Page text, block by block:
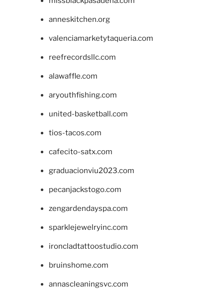
anneskitchen.org
valenciamarketytaqueria.com
reefrecordsllc.com
alawaffle.com
aryouthfishing.com
united-basketball.com
tios-tacos.com
cafecito-satx.com
graduacionviu2023.com
pecanjackstogo.com
zengardendayspa.com
sparklejewelryinc.com
ironcladtattoostudio.com
bruinshome.com
annascleaningsvc.com